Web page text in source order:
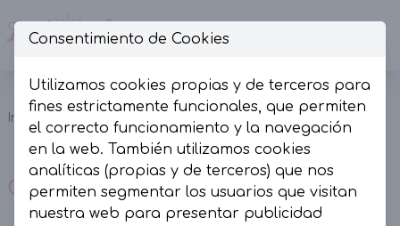
Inicio
Abrigos y
Cazadoras
Cazadora
Denim
Strass
Cazadora Denim Strass
Consentimiento de Cookies
Utilizamos cookies propias y de terceros para
fines estrictamente funcionales, que permiten
el correcto funcionamiento y la navegación
en la web. También utilizamos cookies
analíticas (propias y de terceros) que nos
permiten segmentar los usuarios que visitan
nuestra web para presentar publicidad